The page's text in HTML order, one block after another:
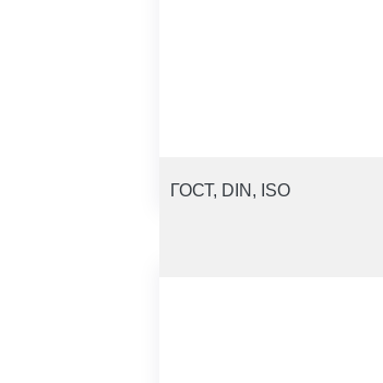
ГОСТ, DIN, ISO